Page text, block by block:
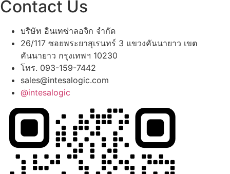
Contact Us
บริษัท อินเทซ่าลอจิก จำกัด
26/117 ซอยพระยาสุเรนทร์ 3 แขวงคันนายาว เขต
คันนายาว กรุงเทพฯ 10230
โทร. 093-159-7442
sales@intesalogic.com
@intesalogic